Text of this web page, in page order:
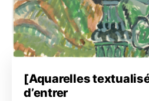
[Aquarelles
d’entrer